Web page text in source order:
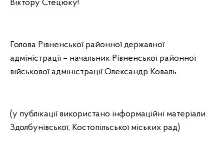
Віктору Стецюку!
Голова Рівненської районної державної
адміністрації – начальник Рівненської районної
військової адміністрації Олександр Коваль.
(у публікації використано інформаційні матеріали
Здолбунівської, Костопільської міських рад)